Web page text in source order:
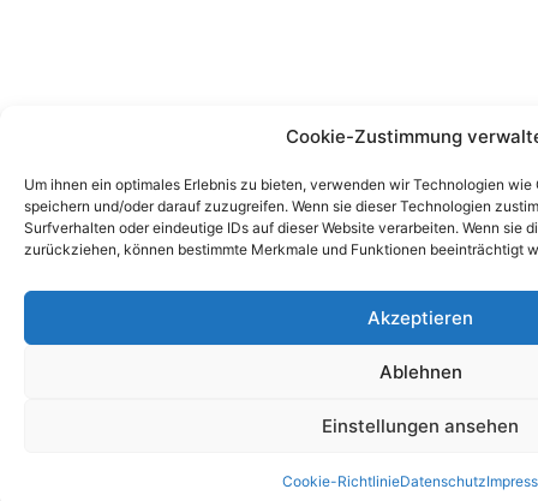
Cookie-Zustimmung
Um ihnen ein optimales Erlebnis zu bieten, verwenden wir Technologien
speichern und/oder darauf zuzugreifen. Wenn sie dieser Technologien
Surfverhalten oder eindeutige IDs auf dieser Website verarbeiten. Wenn sie
zurückziehen, können bestimmte Merkmale und Funktionen beeinträchtigt
Akzeptieren
Ablehnen
Einstellungen ansehen
Cookie-RichtlinieDatenschutz